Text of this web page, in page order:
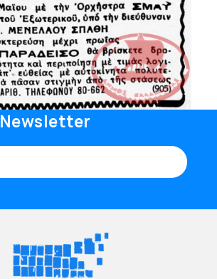
Newsletter